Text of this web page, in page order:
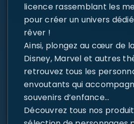
licence rassemblant les
pour créer un univers
rêver !
Ainsi, plongez au cœur de
Disney, Marvel et autres
retrouvez tous les
envoutants qui
souvenirs d’enfance…
Découvrez tous nos